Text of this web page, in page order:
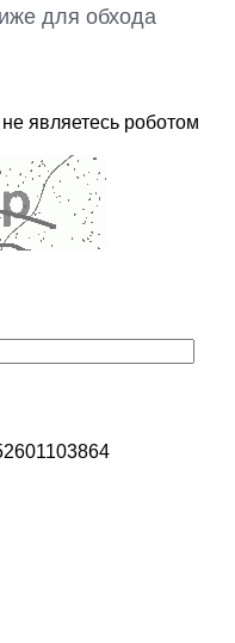
для обхода
являетесь роботом